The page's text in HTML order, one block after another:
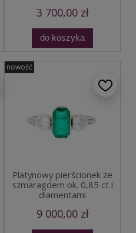
3 700,00 zł
do koszyka
Platynowy pierścionek ze
szmaragdem ok. 0,85 ct i
diamentami
9 000,00 zł
nowość